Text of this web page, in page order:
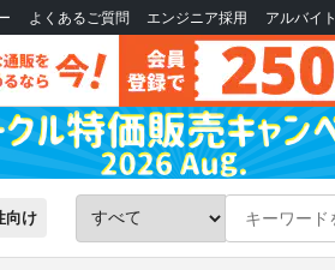
よくあるご質問 エンジニア採用 アルバイト
向け